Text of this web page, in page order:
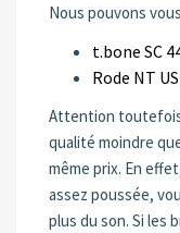
Nous pouvons
t.bone SC
Rode NT
Attention
qualité moindre
même prix. En
assez poussée,
plus du son. Si les